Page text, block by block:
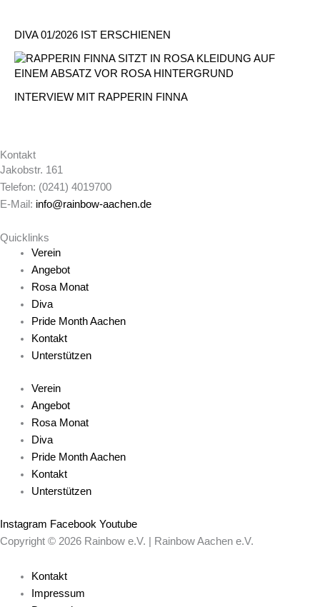
DIVA 01/2026 IST ERSCHIENEN
INTERVIEW MIT RAPPERIN FINNA
Kontakt
Jakobstr. 161
Telefon: (0241) 4019700
E-Mail: info@rainbow-aachen.de
Quicklinks
Verein
Angebot
Rosa Monat
Diva
Pride Month Aachen
Kontakt
Unterstützen
Verein
Angebot
Rosa Monat
Diva
Pride Month Aachen
Kontakt
Unterstützen
Instagram Facebook Youtube
Copyright © 2026 Rainbow e.V. | Rainbow Aachen e.V.
Kontakt
Impressum